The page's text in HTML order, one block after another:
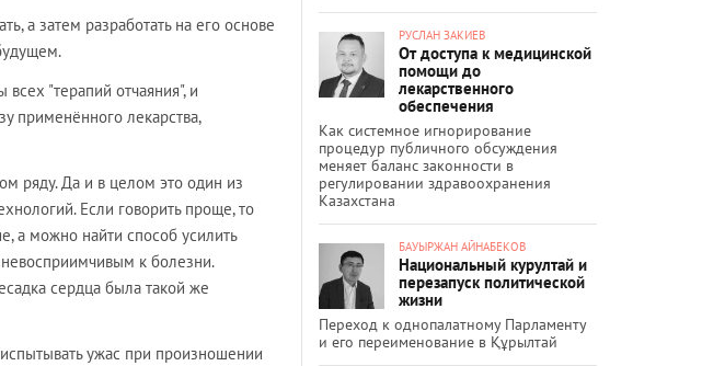
а затем разработать на его основе
"терапий отчаяния", и
применённого лекарства,
ряду. Да и в целом это один из
Если говорить проще, то
а можно найти способ усилить
к болезни.
сердца была такой же
ужас при произношении
РУСЛАН ЗАКИЕВ
От доступа к медицинской
помощи до
лекарственного
обеспечения
Как системное игнорирование
процедур публичного обсуждения
меняет баланс законности в
регулировании здравоохранения
Казахстана
БАУЫРЖАН АЙНАБЕКОВ
Национальный курултай и
перезапуск политической
жизни
Переход к однопалатному Парламенту
и его переименование в Құрылтай